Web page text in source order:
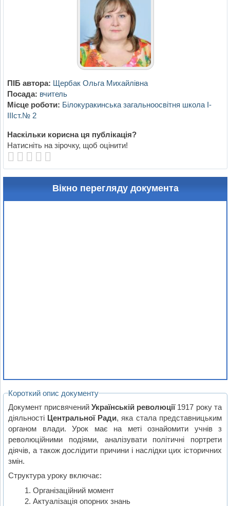
ПІБ автора: Щербак Ольга Михайлівна
Посада: вчитель
Місце роботи: Білокуракинська загальноосвітня школа І-
ІІІст.№ 2
Наскільки корисна ця публікація?
Натисніть на зірочку, щоб оцінити!
Вікно перегляду документа
Короткий опис документу
Документ присвяченийУкраїнській революції1917 року та
діяльності Центральної Ради, яка стала представницьким
органом влади. Урок має на меті ознайомити учнів з
революційними подіями, аналізувати політичні портрети
діячів, а також дослідити причини і наслідки цих історичних
змін.
Структура уроку включає:
Організаційний момент
Актуалізація опорних знань